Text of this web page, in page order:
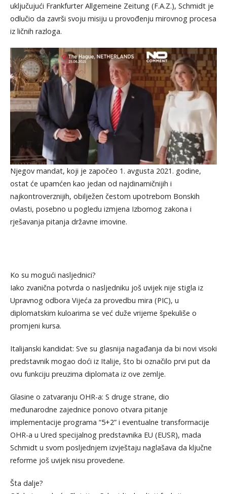
uključujući Frankfurter Allgemeine Zeitung (F.A.Z.), Schmidt je
odlučio da završi svoju misiju u provođenju mirovnog procesa
iz ličnih razloga.
Njegov mandat, koji je započeo 1. avgusta 2021. godine,
ostat će upamćen kao jedan od najdinamičnijih i
najkontroverznijih, obilježen čestom upotrebom Bonskih
ovlasti, posebno u pogledu izmjena Izbornog zakona i
rješavanja pitanja državne imovine.
Ko su mogući nasljednici?
Iako zvanična potvrda o nasljedniku još uvijek nije stigla iz
Upravnog odbora Vijeća za provedbu mira (PIC), u
diplomatskim kuloarima se već duže vrijeme špekuliše o
promjeni kursa.
Italijanski kandidat: Sve su glasnija nagađanja da bi novi visoki
predstavnik mogao doći iz Italije, što bi označilo prvi put da
ovu funkciju preuzima diplomata iz ove zemlje.
Glasine o zatvaranju OHR-a: S druge strane, dio
međunarodne zajednice ponovo otvara pitanje
implementacije programa “5+2” i eventualne transformacije
OHR-a u Ured specijalnog predstavnika EU (EUSR), mada
Schmidt u svom posljednjem izvještaju naglašava da ključne
reforme još uvijek nisu provedene.
Šta dalje?